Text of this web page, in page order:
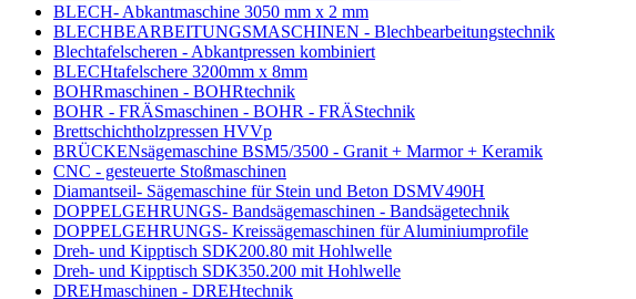
BLECH- Abkantmaschine 3050 mm x 2 mm
BLECHBEARBEITUNGSMASCHINEN - Blechbearbeitungstechnik
Blechtafelscheren - Abkantpressen kombiniert
BLECHtafelschere 3200mm x 8mm
BOHRmaschinen - BOHRtechnik
BOHR - FRÄSmaschinen - BOHR - FRÄStechnik
Brettschichtholzpressen HVVp
BRÜCKENsägemaschine BSM5/3500 - Granit + Marmor + Keramik
CNC - gesteuerte Stoßmaschinen
Diamantseil- Sägemaschine für Stein und Beton DSMV490H
DOPPELGEHRUNGS- Bandsägemaschinen - Bandsägetechnik
DOPPELGEHRUNGS- Kreissägemaschinen für Aluminiumprofile
Dreh- und Kipptisch SDK200.80 mit Hohlwelle
Dreh- und Kipptisch SDK350.200 mit Hohlwelle
DREHmaschinen - DREHtechnik